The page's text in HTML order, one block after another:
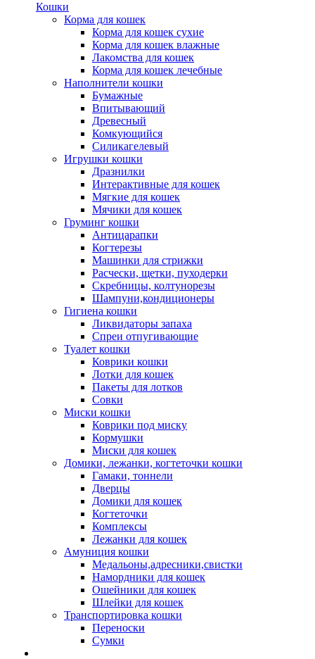
Кошки
Корма для кошек
Корма для кошек сухие
Корма для кошек влажные
Лакомства для кошек
Корма для кошек лечебные
Наполнители кошки
Бумажные
Впитывающий
Древесный
Комкующийся
Силикагелевый
Игрушки кошки
Дразнилки
Интерактивные для кошек
Мягкие для кошек
Мячики для кошек
Груминг кошки
Антицарапки
Когтерезы
Машинки для стрижки
Расчески, щетки, пуходерки
Скребницы, колтунорезы
Шампуни,кондиционеры
Гигиена кошки
Ликвидаторы запаха
Спреи отпугивающие
Туалет кошки
Коврики кошки
Лотки для кошек
Пакеты для лотков
Совки
Миски кошки
Коврики под миску
Кормушки
Миски для кошек
Домики, лежанки, когтеточки кошки
Гамаки, тоннели
Дверцы
Домики для кошек
Когтеточки
Комплексы
Лежанки для кошек
Амуниция кошки
Медальоны,адресники,свистки
Намордники для кошек
Ошейники для кошек
Шлейки для кошек
Транспортировка кошки
Переноски
Сумки